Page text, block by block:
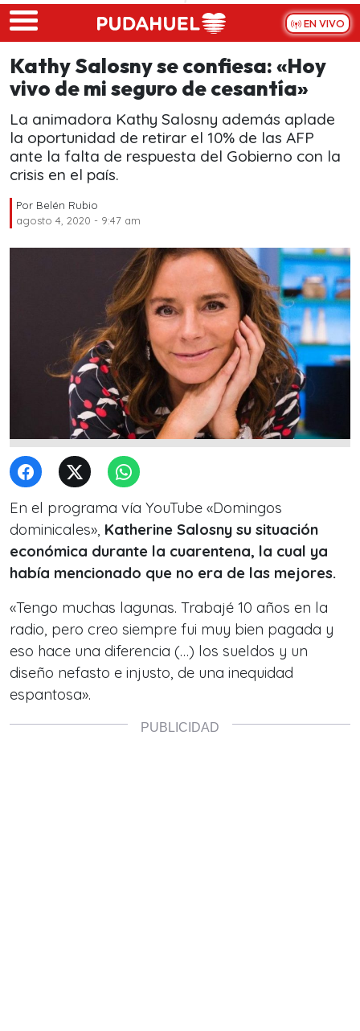
Skip to main content
EN VIVO
Kathy Salosny se confiesa: «Hoy
vivo de mi seguro de cesantía»
La animadora Kathy Salosny además aplade
la oportunidad de retirar el 10% de las AFP
ante la falta de respuesta del Gobierno con la
crisis en el país.
Por Belén Rubio
agosto 4, 2020 - 9:47 am
En el programa vía YouTube «Domingos
dominicales», Katherine Salosny su situación
económica durante la cuarentena, la cual ya
había mencionado que no era de las mejores.
«Tengo muchas lagunas. Trabajé 10 años en la
radio, pero creo siempre fui muy bien pagada y
eso hace una diferencia (…) los sueldos y un
diseño nefasto e injusto, de una inequidad
espantosa».